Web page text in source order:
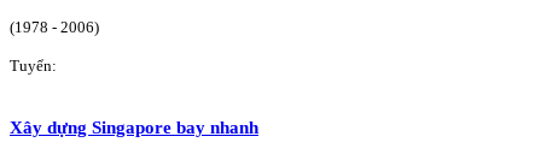
(1978 - 2006)
Tuyển:
Xây dựng Singapore bay nhanh